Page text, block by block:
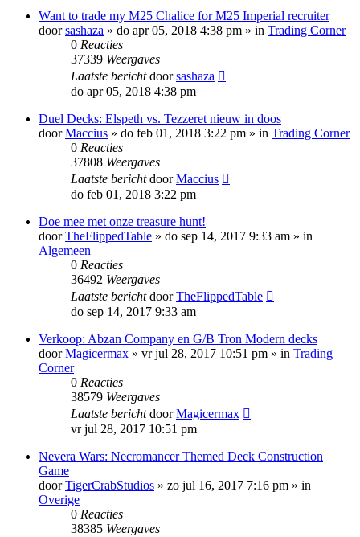
Want to trade my M25 Chalice for M25 Imperial recruiter
doorsashaza » do apr 05, 2018 4:38 pm » in Trading Corner
0 Reacties
37339 Weergaves
Laatste berichtdoorsashaza
do apr 05, 2018 4:38 pm
Duel Decks: Elspeth vs. Tezzeret nieuw in doos
doorMaccius » do feb 01, 2018 3:22 pm » in Trading Corner
0 Reacties
37808 Weergaves
Laatste berichtdoorMaccius
do feb 01, 2018 3:22 pm
Doe mee met onze treasure hunt!
doorTheFlippedTable » do sep 14, 2017 9:33 am » in
Algemeen
0 Reacties
36492 Weergaves
Laatste berichtdoorTheFlippedTable
do sep 14, 2017 9:33 am
Verkoop: Abzan Company en G/B Tron Modern decks
doorMagicermax » vr jul 28, 2017 10:51 pm » in Trading
Corner
0 Reacties
38579 Weergaves
Laatste berichtdoorMagicermax
vr jul 28, 2017 10:51 pm
Nevera Wars: Necromancer Themed Deck Construction
Game
doorTigerCrabStudios » zo jul 16, 2017 7:16 pm » in
Overige
0 Reacties
38385 Weergaves